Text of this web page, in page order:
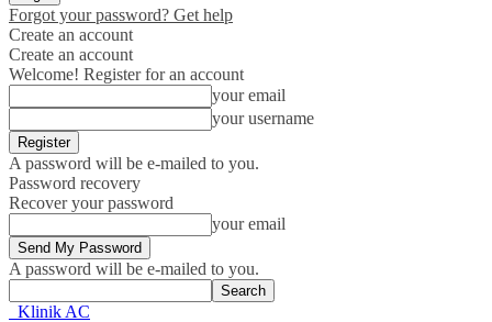
Forgot your password? Get help
Create an account
Create an account
Welcome! Register for an account
your email
your username
A password will be e-mailed to you.
Password recovery
Recover your password
your email
A password will be e-mailed to you.
Klinik AC